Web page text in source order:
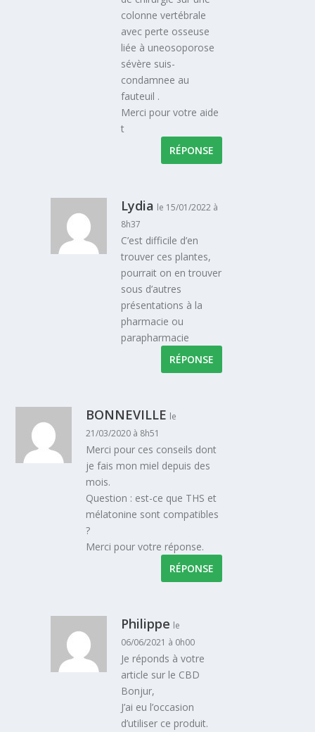
colonne vertébrale
avec perte osseuse
liée à uneosoporose
sévère suis-
condamnee au
fauteuil .
Merci pour votre aide
t
RÉPONSE
Lydia le 15/01/2022 à
8h37
C’est difficile d’en
trouver ces plantes,
pourrait on en trouver
sous d’autres
présentations à la
pharmacie ou
parapharmacie
RÉPONSE
BONNEVILLE le
21/03/2020 à 8h51
Merci pour ces conseils dont
je fais mon miel depuis des
mois.
Question : est-ce que THS et
mélatonine sont compatibles
?
Merci pour votre réponse.
RÉPONSE
Philippe le
06/06/2021 à 0h00
Je réponds à votre
article sur le CBD
Bonjur,
J’ai eu l’occasion
d’utiliser ce produit.